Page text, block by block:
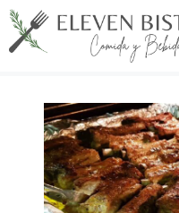
Saltar
al
contenido